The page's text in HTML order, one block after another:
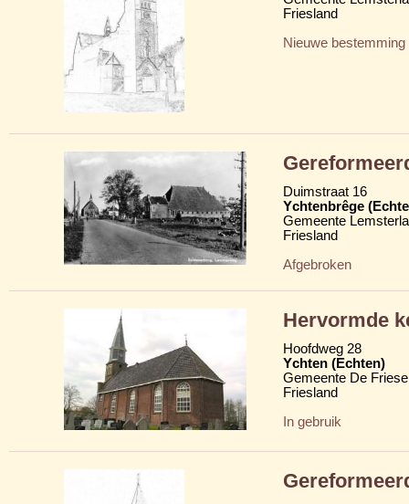
Friesland
Nieuwe bestemming
Duimstraat 16
Ychtenbrêge
Gemeente
Friesland
Afgebroken
Hervormde
Hoofdweg 28
Ychten (Echten)
Gemeente De
Friesland
In gebruik